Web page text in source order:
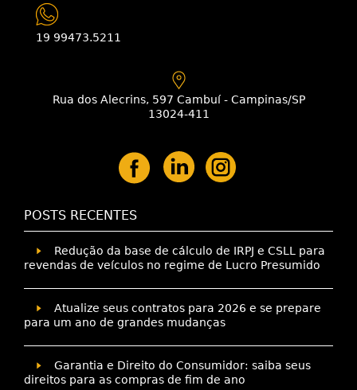
19 99473.5211
Rua dos Alecrins, 597 Cambuí - Campinas/SP
13024-411
POSTS RECENTES
Redução da base de cálculo de IRPJ e CSLL para
revendas de veículos no regime de Lucro Presumido
Atualize seus contratos para 2026 e se prepare
para um ano de grandes mudanças
Garantia e Direito do Consumidor: saiba seus
direitos para as compras de fim de ano